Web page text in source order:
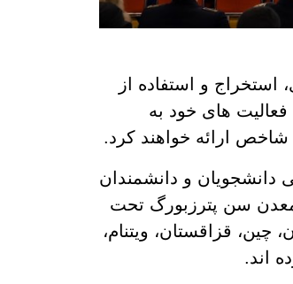
استخراج و استفاده از
های خود به
ارائه خواهند کرد.
دانشجویان و دانشمندان
معدن سن پترزبورگ تحت
چین، قزاقستان، ویتنام،
اند.